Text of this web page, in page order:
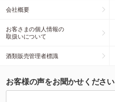
会社概要
お客さまの個人情報の
取扱いについて
酒類販売管理者標識
お客様の声をお聞かせください